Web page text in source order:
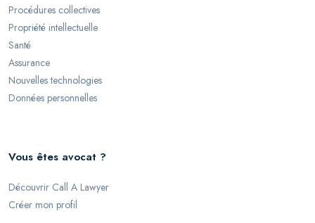
Procédures collectives
Propriété intellectuelle
Santé
Assurance
Nouvelles technologies
Données personnelles
Vous êtes avocat ?
Découvrir Call A Lawyer
Créer mon profil